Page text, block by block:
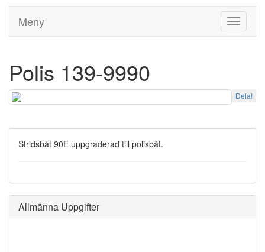
Toggle
Meny
Polis 139-9990
Dela!
Stridsbåt 90E uppgraderad till polisbåt.
Allmänna Uppgifter